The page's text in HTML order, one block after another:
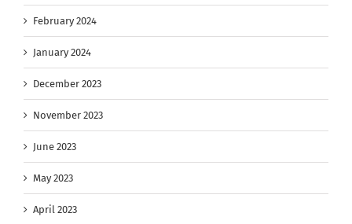
February 2024
January 2024
December 2023
November 2023
June 2023
May 2023
April 2023